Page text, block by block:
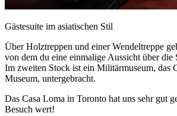
Gästesuite im asiatischen Stil
Über Holztreppen und einer Wendeltreppe
von dem du eine einmalige Aussicht über die
Im zweiten Stock ist ein Militärmuseum, das
Museum, untergebracht.
Das Casa Loma in Toronto hat uns sehr gut
Besuch wert!